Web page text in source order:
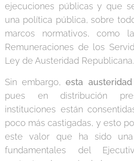
ejecuciones públicas y que
una política pública, sobre
marcos normativos, como
Remuneraciones de los
Ley de Austeridad Republicana.
Sin embargo,esta
pues en distribución
instituciones están
poco más castigadas, y esto
este valor que ha sido
fundamentales del